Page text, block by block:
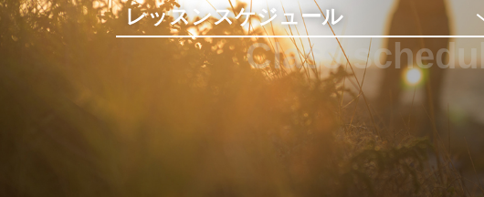
レッスンスケジュール
Class